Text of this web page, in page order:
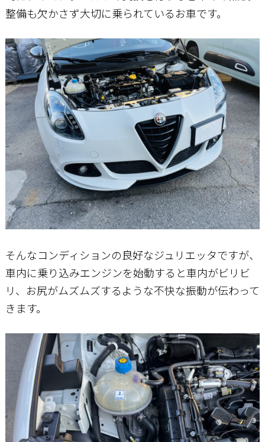
整備も欠かさず大切に乗られているお車です。
そんなコンディションの良好なジュリエッタですが、
車内に乗り込みエンジンを始動すると車内がビリビ
リ、お尻がムズムズするような不快な振動が伝わって
きます。